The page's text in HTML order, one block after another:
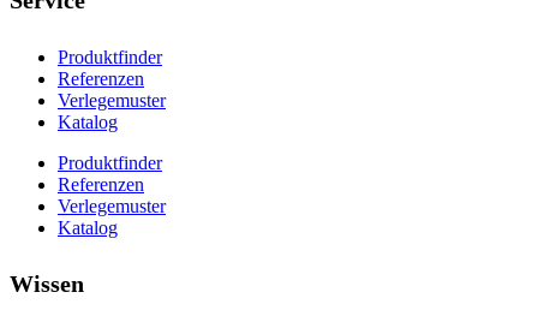
Produktfinder
Referenzen
Verlegemuster
Katalog
Produktfinder
Referenzen
Verlegemuster
Katalog
Wissen